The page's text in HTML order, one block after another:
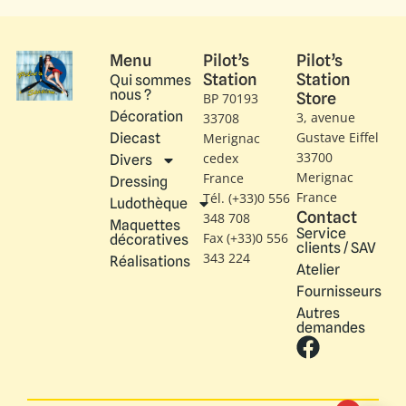
Menu
Qui sommes
nous ?
Décoration
Diecast
Divers
Dressing
Ludothèque
Maquettes
décoratives
Réalisations
Pilot’s
Station
BP 70193
33708
Merignac
cedex
France
Tél. (+33)0 556
348 708
Fax (+33)0 556
343 224
Pilot’s
Station
Store
3, avenue
Gustave Eiffel​
33700
Merignac
France
Contact
Service
clients / SAV
Atelier
Fournisseurs
Autres
demandes